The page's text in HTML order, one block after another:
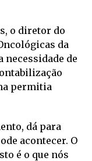
o diretor do
da
necessidade de
permitia
dá para
acontecer. O
é o que nós